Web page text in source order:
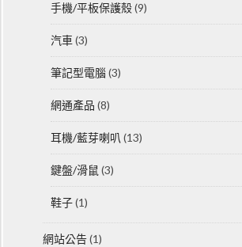
手機/平板保護殼(9)
汽車 (3)
筆記型電腦(3)
網通產品 (8)
耳機/藍芽喇叭 (13)
鍵盤/滑鼠 (3)
鞋子(1)
網站公告(1)